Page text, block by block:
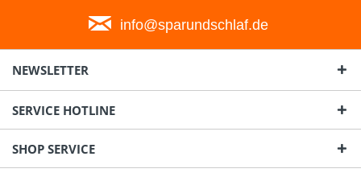
info@sparundschlaf.de
NEWSLETTER
SERVICE HOTLINE
SHOP SERVICE